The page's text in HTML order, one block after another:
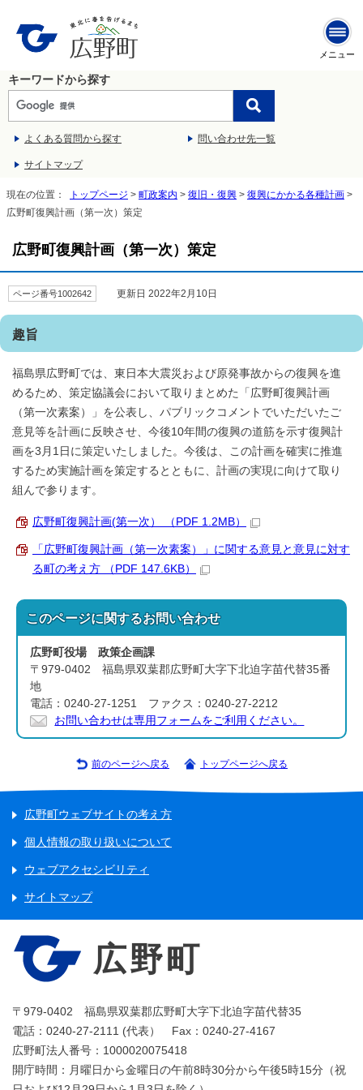
メニュー
キーワードから探す
よくある質問から探す 問い合わせ先一覧
サイトマップ
現在の位置： トップページ > 町政案内 > 復旧・復興 > 復興にかかる各種計画 >
広野町復興計画（第一次）策定
広野町復興計画（第一次）策定
ページ番号1002642 更新日 2022年2月10日
趣旨
福島県広野町では、東日本大震災および原発事故からの復興を進
めるため、策定協議会において取りまとめた「広野町復興計画
（第一次素案）」を公表し、パブリックコメントでいただいたご
意見等を計画に反映させ、今後10年間の復興の道筋を示す復興計
画を3月1日に策定いたしました。今後は、この計画を確実に推進
するため実施計画を策定するとともに、計画の実現に向けて取り
組んで参ります。
広野町復興計画(第一次） （PDF 1.2MB）
「広野町復興計画（第一次素案）」に関する意見と意見に対す
る町の考え方 （PDF 147.6KB）
このページに関するお問い合わせ
広野町役場 政策企画課
〒979-0402 福島県双葉郡広野町大字下北迫字苗代替35番
地
電話：0240-27-1251 ファクス：0240-27-2212
お問い合わせは専用フォームをご利用ください。
前のページへ戻る トップページへ戻る
広野町ウェブサイトの考え方
個人情報の取り扱いについて
ウェブアクセシビリティ
サイトマップ
広野町
〒979-0402 福島県双葉郡広野町大字下北迫字苗代替35
電話：0240-27-2111 (代表） Fax：0240-27-4167
広野町法人番号：1000020075418
開庁時間：月曜日から金曜日の午前8時30分から午後5時15分（祝